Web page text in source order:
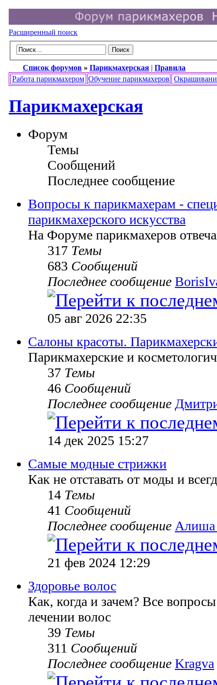
Расширенный поиск
Список форумов » Парикмахерская | Правила
Работа парикмахером Обучение парикмахеров
Парикмахерская
Форум
Темы
Сообщений
Последнее сообщение
Вопросы к парикмахерам -
парикмахерского искусства
На Форуме парикмахеров
317 Темы
683 Сообщений
Последнее сообщение
05 авг 2026 22:35
Салоны красоты.
Парикмахерские и
37 Темы
46 Сообщений
Последнее сообщение
14 дек 2025 15:27
Самые модные стрижки
Как не отставать от моды и
14 Темы
41 Сообщений
Последнее сообщение
21 фев 2024 12:29
Здоровье волос
Как, когда и зачем? Все
лечении волос
39 Темы
311 Сообщений
Последнее сообщение Kragva